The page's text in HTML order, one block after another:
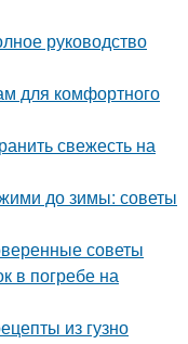
руководство
для комфортного
свежесть на
до зимы: советы
советы
в погребе на
из гузно